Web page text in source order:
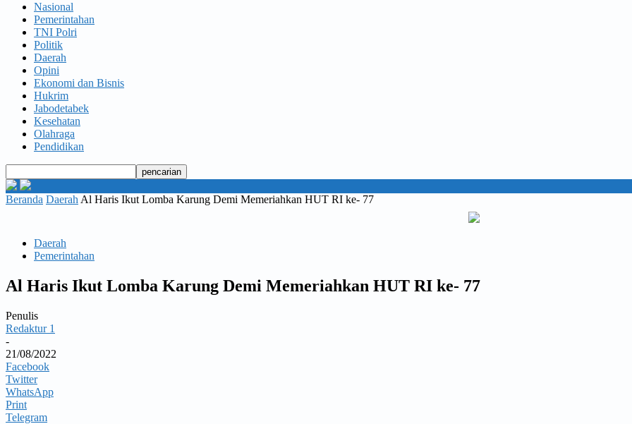
Nasional
Pemerintahan
TNI Polri
Politik
Daerah
Opini
Ekonomi dan Bisnis
Hukrim
Jabodetabek
Kesehatan
Olahraga
Pendidikan
Beranda Daerah Al Haris Ikut Lomba Karung Demi Memeriahkan HUT RI ke- 77
Daerah
Pemerintahan
Al Haris Ikut Lomba Karung Demi Memeriahkan HUT RI ke- 77
Penulis
Redaktur 1
-
21/08/2022
Facebook
Twitter
WhatsApp
Print
Telegram